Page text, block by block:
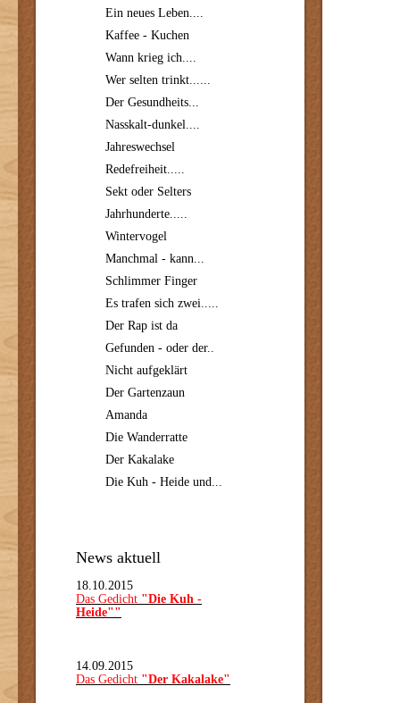
Ein neues Leben....
Kaffee - Kuchen
Wann krieg ich....
Wer selten trinkt......
Der Gesundheits...
Nasskalt-dunkel....
Jahreswechsel
Redefreiheit.....
Sekt oder Selters
Jahrhunderte.....
Wintervogel
Manchmal - kann...
Schlimmer Finger
Es trafen sich zwei.....
Der Rap ist da
Gefunden - oder der..
Nicht aufgeklärt
Der Gartenzaun
Amanda
Die Wanderratte
Der Kakalake
Die Kuh - Heide und...
News aktuell
18.10.2015
Das Gedicht "Die Kuh -
Heide""
14.09.2015
Das Gedicht "Der Kakalake"